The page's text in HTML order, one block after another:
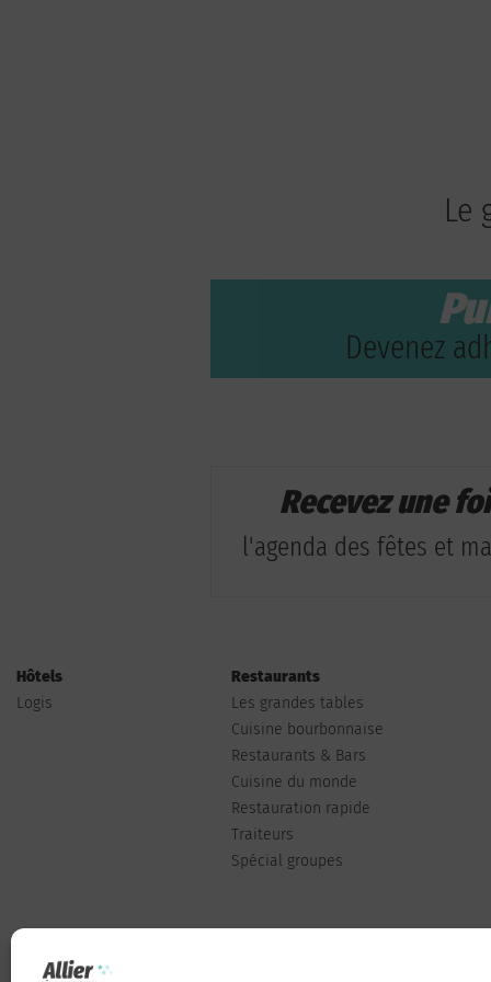
Le
Devenez
Recevez une
l'agenda des fêtes et
Hôtels
Logis
Restaurants
Les grandes tables
Cuisine bourbonnaise
Restaurants & Bars
Cuisine du monde
Restauration rapide
Traiteurs
Spécial groupes